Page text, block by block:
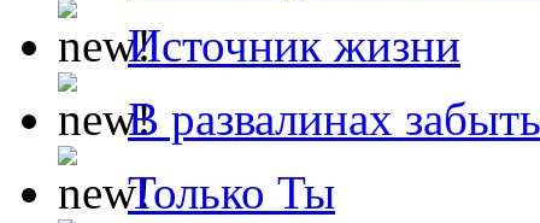
Источник жизни
В развалинах
Только Ты